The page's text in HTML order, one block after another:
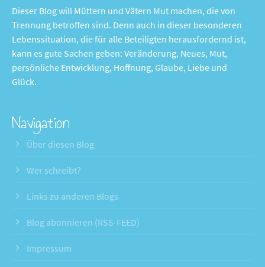
Dieser Blog will Müttern und Vätern Mut machen, die von
Trennung betroffen sind. Denn auch in dieser besonderen
Lebenssituation, die für alle Beteiligten herausfordernd ist,
kann es gute Sachen geben: Veränderung, Neues, Mut,
persönliche Entwicklung, Hoffnung, Glaube, Liebe und
Glück.
Navigation
Über diesen Blog
Wer schreibt?
Links zu anderen Blogs
Blog abonnieren (RSS-FEED)
Impressum